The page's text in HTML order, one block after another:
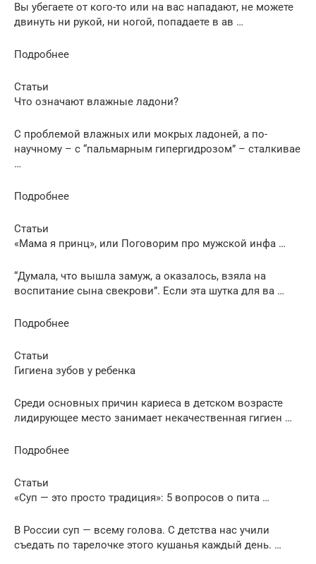
Вы убегаете от кого-то или на вас нападают, не можете
двинуть ни рукой, ни ногой, попадаете в ав …
Подробнее
Статьи
Что означают влажные ладони?
С проблемой влажных или мокрых ладоней, а по-
научному – с “пальмарным гипергидрозом” – сталкивае
…
Подробнее
Статьи
«Мама я принц», или Поговорим про мужской инфа …
“Думала, что вышла замуж, а оказалось, взяла на
воспитание сына свекрови”. Если эта шутка для ва …
Подробнее
Статьи
Гигиена зубов у ребенка
Среди основных причин кариеса в детском возрасте
лидирующее место занимает некачественная гигиен …
Подробнее
Статьи
«Суп — это просто традиция»: 5 вопросов о пита …
В России суп — всему голова. С детства нас учили
съедать по тарелочке этого кушанья каждый день. …